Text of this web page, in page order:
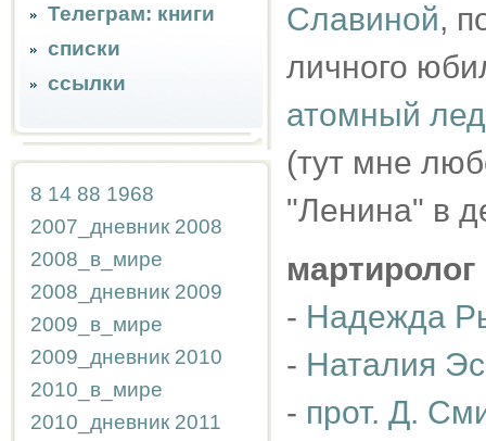
Телеграм: книги
списки
ссылки
8 14 88 1968
2007_дневник 2008
2008_в_мире
2008_дневник 2009
2009_в_мире
2009_дневник 2010
2010_в_мире
2010_дневник 2011
Славиной,
личного
атомный
(тут мне
"Ленина" в
мартиролог
- Надежда
- Наталия
- прот. Д.